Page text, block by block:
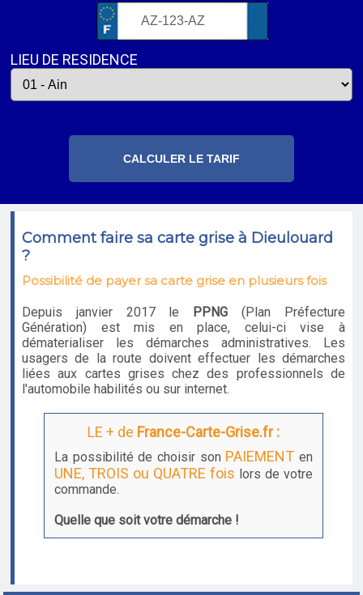
LIEU DE RESIDENCE
Comment faire sa carte grise à Dieulouard
?
Possibilité de payer sa carte grise en plusieurs fois
Depuis janvier 2017 le PPNG (Plan Préfecture
Génération) est mis en place, celui-ci vise à
dématerialiser les démarches administratives. Les
usagers de la route doivent effectuer les démarches
liées aux cartes grises chez des professionnels de
l'automobile habilités ou sur internet.
LE + de France-Carte-Grise.fr :
La possibilité de choisir son PAIEMENT en
UNE, TROIS ou QUATRE fois lors de votre
commande.
Quelle que soit votre démarche !